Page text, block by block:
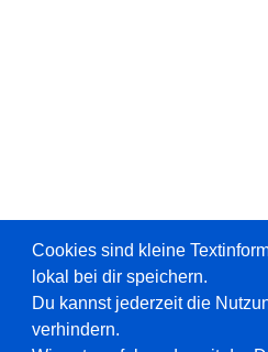
Cookies sind kleine
lokal bei dir speichern.
Du kannst jederzeit die
verhindern.